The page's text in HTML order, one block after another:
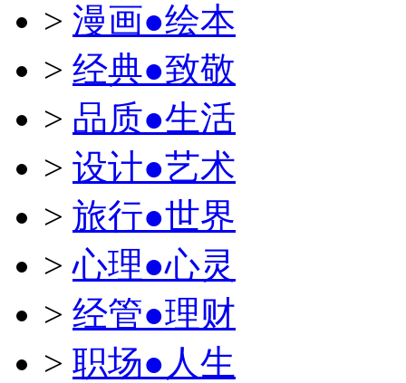
> 漫画●绘本
> 经典●致敬
> 品质●生活
> 设计●艺术
> 旅行●世界
>心理●心灵
> 经管●理财
> 职场●人生